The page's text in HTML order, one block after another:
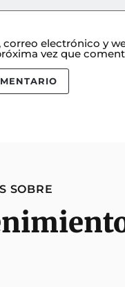
electrónico y
vez que
SOBRE